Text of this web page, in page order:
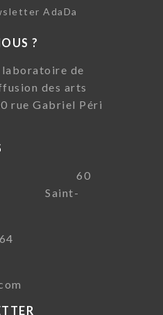
AdaDa
?
laboratoire de
des arts
rue Gabriel Péri
60
Saint-
43 72 64